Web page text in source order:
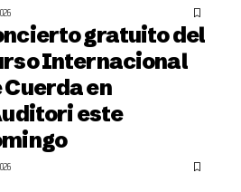
gratuito del
Internacional
Cuerda en
este